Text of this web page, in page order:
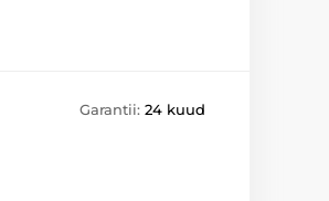
Garantii: 24 kuud